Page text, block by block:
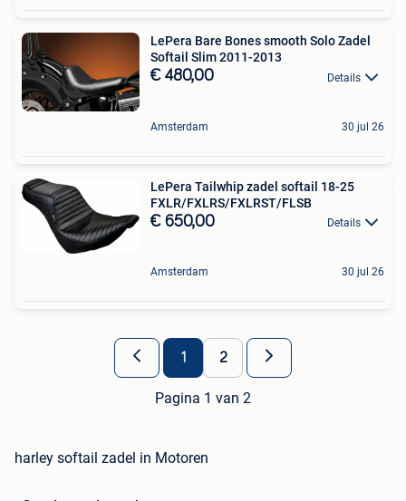
LePera Bare Bones smooth Solo Zadel
Softail Slim 2011-2013
€ 480,00 Details
Amsterdam 30 jul 26
LePera Tailwhip zadel softail 18-25
FXLR/FXLRS/FXLRST/FLSB
€ 650,00 Details
Amsterdam 30 jul 26
1 2
Pagina 1 van 2
harley softail zadel in Motoren